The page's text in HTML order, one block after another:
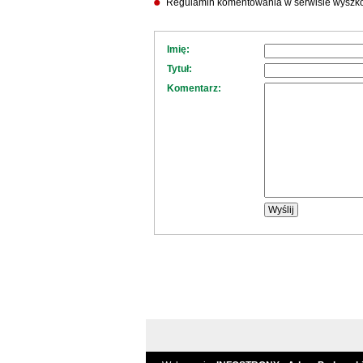
Regulamin komentowania w serwisie
Imię:
Tytuł:
Komentarz: